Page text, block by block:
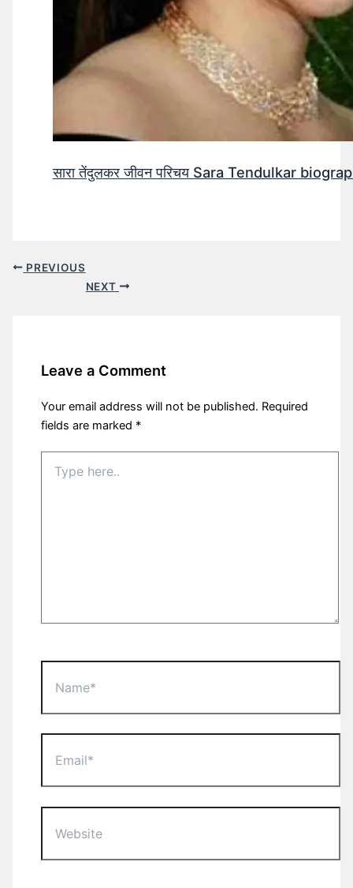
सारा तेंदुलकर जीवन परिचय Sara Tendulkar
PREVIOUS
NEXT
Leave a Comment
Your email address will not be published. Required
fields are marked *
here..